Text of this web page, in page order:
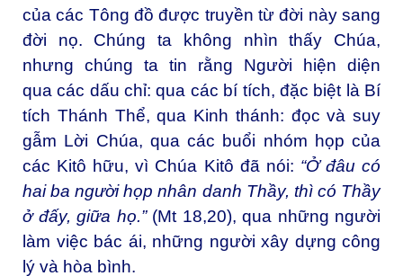
của các Tông đồ được truyền từ đời này sang
đời nọ. Chúng ta không nhìn thấy Chúa,
nhưng chúng ta tin rằng Người hiện diện
qua các dấu chỉ: qua các bí tích, đặc biệt là Bí
tích Thánh Thể, qua Kinh thánh: đọc và suy
gẫm Lời Chúa, qua các buổi nhóm họp của
các Kitô hữu, vì Chúa Kitô đã nói: “Ở đâu có
hai ba người họp nhân danh Thầy, thì có Thầy
ở đấy, giữa họ.”(Mt 18,20), qua những người
làm việc bác ái, những người xây dựng công
lý và hòa bình.